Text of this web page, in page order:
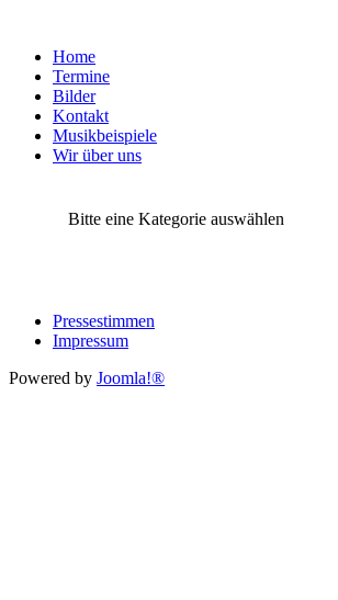
Home
Termine
Bilder
Kontakt
Musikbeispiele
Wir über uns
Bitte eine Kategorie auswählen
Pressestimmen
Impressum
Powered by Joomla!®